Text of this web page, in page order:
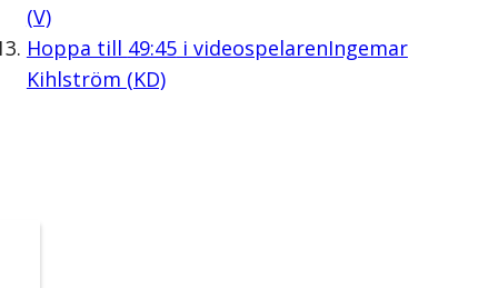
(V)
Hoppa till 49:45i videospelarenIngemar
Kihlström (KD)